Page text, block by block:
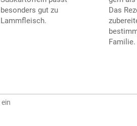
besonders gut zu
Lammfleisch.
Das
Familie.